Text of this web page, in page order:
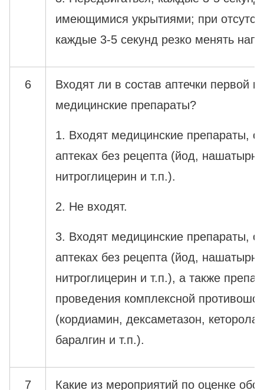
имеющимися укрытиями; при
каждые 3-5 секунд резко менять
6
Входят ли в состав аптечки первой
медицинские препараты?
1. Входят медицинские препараты,
аптеках без рецепта (йод,
нитроглицерин и т.п.).
2. Не входят.
3. Входят медицинские препараты,
аптеках без рецепта (йод,
нитроглицерин и т.п.), а также
проведения комплексной
(кордиамин, дексаметазон,
баралгин и т.п.).
7
Какие из мероприятий по оценке